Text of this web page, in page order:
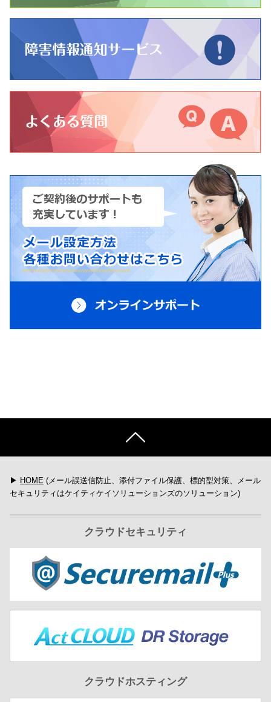
▶ HOME (メール誤送信防止、添付ファイル保護、標的型対策、メール
セキュリティはケイティケイソリューションズのソリューション)
クラウドセキュリティ
クラウドホスティング